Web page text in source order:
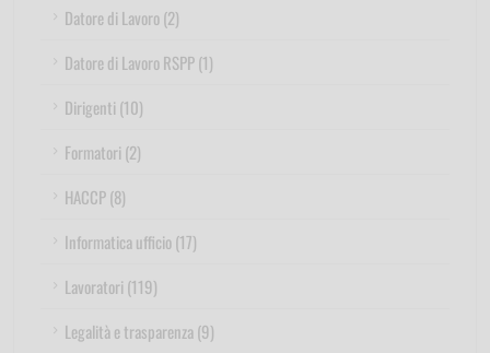
Datore di Lavoro (2)
Datore di Lavoro RSPP (1)
Dirigenti (10)
Formatori (2)
HACCP (8)
Informatica ufficio (17)
Lavoratori (119)
Legalità e trasparenza (9)